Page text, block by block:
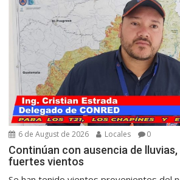
6 de August de 2026 Locales 0
Continúan con ausencia de
fuertes vientos